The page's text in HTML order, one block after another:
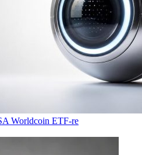
Worldcoin ETF-re